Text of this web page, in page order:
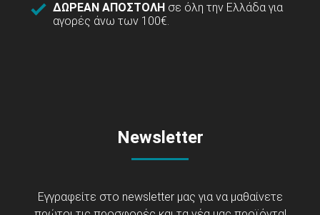
ΔΩΡΕΑΝ ΑΠΟΣΤΟΛΗ σε όλη την Ελλάδα για
αγορές άνω των 100€.
Newsletter
Εγγραφείτε στο newsletter μας για να μαθαίνετε